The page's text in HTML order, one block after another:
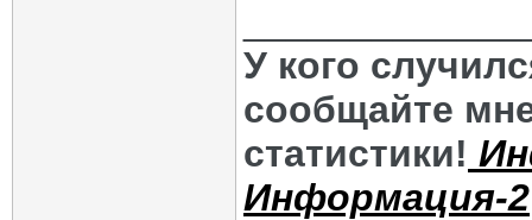
У кого
сообщайте
статистики!
Информация-2